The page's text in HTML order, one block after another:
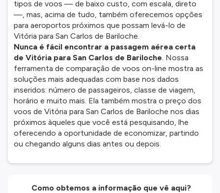
tipos de voos — de baixo custo, com escala, direto
—, mas, acima de tudo, também oferecemos opções
para aeroportos próximos que possam levá-lo de
Vitória para San Carlos de Bariloche.
Nunca é fácil encontrar a passagem aérea certa
de Vitória para San Carlos de Bariloche. Nossa
ferramenta de comparação de voos on-line mostra as
soluções mais adequadas com base nos dados
inseridos: número de passageiros, classe de viagem,
horário e muito mais. Ela também mostra o preço dos
voos de Vitória para San Carlos de Bariloche nos dias
próximos àqueles que você está pesquisando, lhe
oferecendo a oportunidade de economizar, partindo
ou chegando alguns dias antes ou depois.
Como obtemos a informação que vê aqui?